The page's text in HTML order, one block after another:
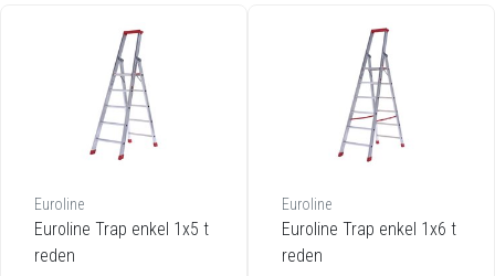
Euroline
Euroline Trap enkel 1x5 t
reden
Euroline
Euroline Trap enkel 1x6 t
reden